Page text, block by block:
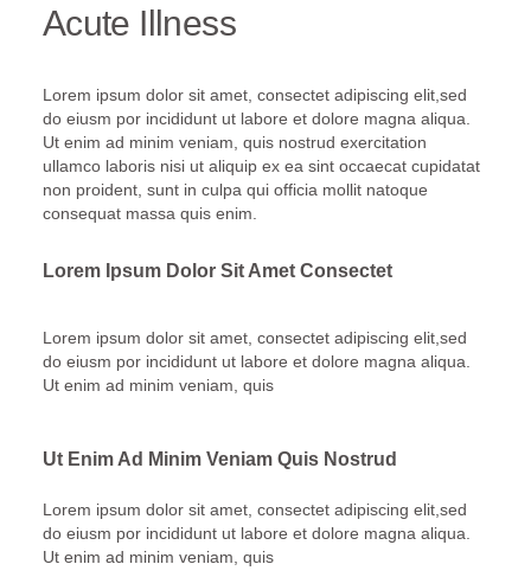
Acute Illness
Lorem ipsum dolor sit amet, consectet adipiscing elit,sed
do eiusm por incididunt ut labore et dolore magna aliqua.
Ut enim ad minim veniam, quis nostrud exercitation
ullamco laboris nisi ut aliquip ex ea sint occaecat cupidatat
non proident, sunt in culpa qui officia mollit natoque
consequat massa quis enim.
Lorem Ipsum Dolor Sit Amet Consectet
Lorem ipsum dolor sit amet, consectet adipiscing elit,sed
do eiusm por incididunt ut labore et dolore magna aliqua.
Ut enim ad minim veniam, quis
Ut Enim Ad Minim Veniam Quis Nostrud
Lorem ipsum dolor sit amet, consectet adipiscing elit,sed
do eiusm por incididunt ut labore et dolore magna aliqua.
Ut enim ad minim veniam, quis